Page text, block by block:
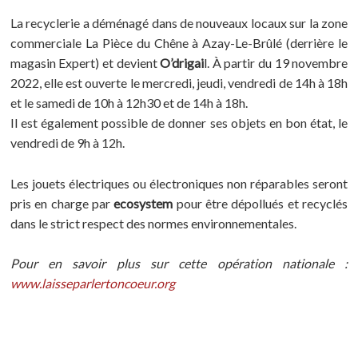
La recyclerie a déménagé dans de nouveaux locaux sur la zone
commerciale La Pièce du Chêne à Azay-Le-Brûlé (derrière le
magasin Expert) et devientO’drigail. À partir du 19 novembre
2022, elle est ouverte le mercredi, jeudi, vendredi de 14h à 18h
et le samedi de 10h à 12h30 et de 14h à 18h.
Il est également possible de donner ses objets en bon état, le
vendredi de 9h à 12h.
Les jouets électriques ou électroniques non réparables seront
pris en charge parecosystem pour être dépollués et recyclés
dans le strict respect des normes environnementales.
Pour en savoir plus sur cette opération nationale :
www.laisseparlertoncoeur.org